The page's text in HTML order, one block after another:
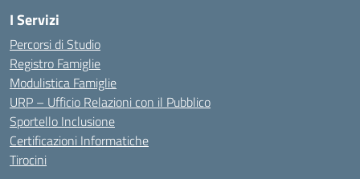
I Servizi
Percorsi di Studio
Registro Famiglie
Modulistica Famiglie
URP – Ufficio Relazioni con il Pubblico
Sportello Inclusione
Certificazioni Informatiche
Tirocini